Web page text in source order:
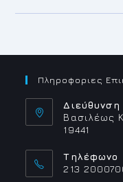
Πληροφοριες
Διεύθυνση
Βασιλέως
19441
Τηλέφωνο
213